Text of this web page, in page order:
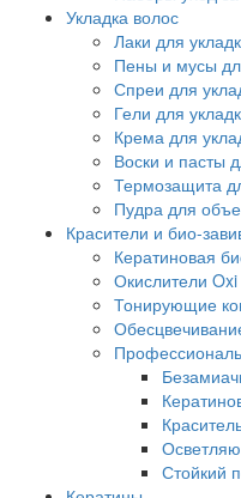
Укладка волос
Лаки для
Пены и мусы
Спреи для
Гели для
Крема для
Воски и пасты
Термозащита
Пудра для
Красители и био-
Кератиновая
Окислители Oxi
Тонирующие
Стойкий